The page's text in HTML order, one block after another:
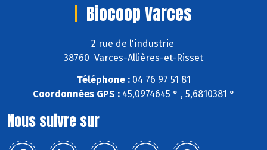
Biocoop Varces
2 rue de l'industrie
38760 Varces-Allières-et-Risset
Téléphone :04 76 97 51 81
Coordonnées GPS :45,0974645 ° , 5,6810381 °
Nous suivre sur